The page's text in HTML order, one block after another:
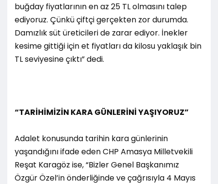
buğday fiyatlarının en az 25 TL olmasını talep
ediyoruz. Çünkü çiftçi gerçekten zor durumda.
Damızlık süt üreticileri de zarar ediyor. İnekler
kesime gittiği için et fiyatları da kilosu yaklaşık bin
TL seviyesine çıktı” dedi.
“TARİHİMİZİN KARA GÜNLERİNİ YAŞIYORUZ”
Adalet konusunda tarihin kara günlerinin
yaşandığını ifade eden CHP Amasya Milletvekili
Reşat Karagöz ise, “Bizler Genel Başkanımız
Özgür Özel’in önderliğinde ve çağrısıyla 4 Mayıs